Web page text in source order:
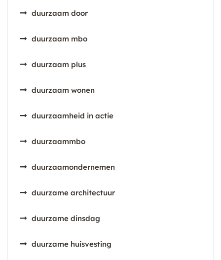
duurzaam door
duurzaam mbo
duurzaam plus
duurzaam wonen
duurzaamheid in actie
duurzaammbo
duurzaamondernemen
duurzame architectuur
duurzame dinsdag
duurzame huisvesting